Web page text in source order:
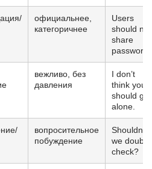
официальнее,
категоричнее
Users
should not
share
вежливо, без
давления
I don’t
think you
should go
alone.
вопросительное
побуждение
Shouldn’t
we
check?